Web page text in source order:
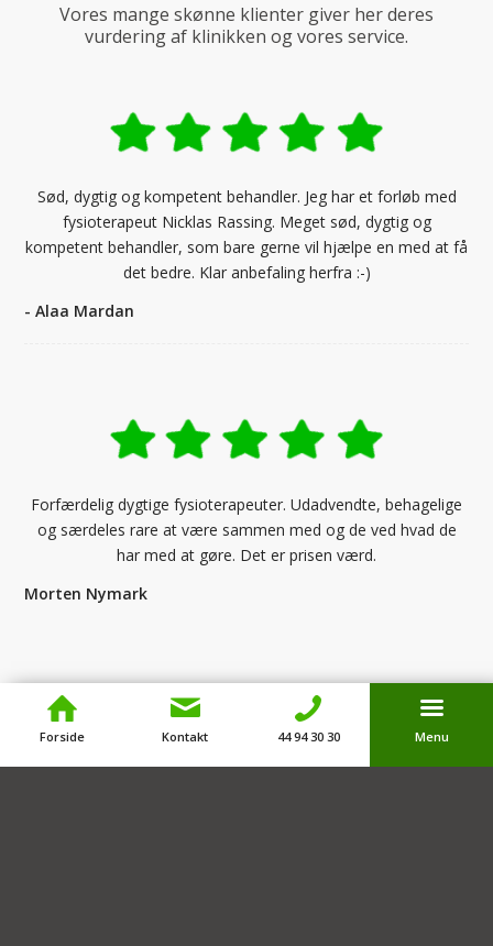
Vores mange skønne klienter giver her deres
vurdering af klinikken og vores service.
Sød, dygtig og kompetent behandler. Jeg har et forløb med
fysioterapeut Nicklas Rassing. Meget sød, dygtig og
kompetent behandler, som bare gerne vil hjælpe en med at få
det bedre. Klar anbefaling herfra :-)
- Alaa Mardan
Forfærdelig dygtige fysioterapeuter. Udadvendte, behagelige
og særdeles rare at være sammen med og de ved hvad de
har med at gøre. Det er prisen værd.
Morten Nymark
Facebook anmeldelser
Google anmeldelser
Forside Kontakt 44 94 30 30 Menu